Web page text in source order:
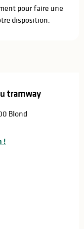
pour faire une
disposition.
tramway
Blond
!